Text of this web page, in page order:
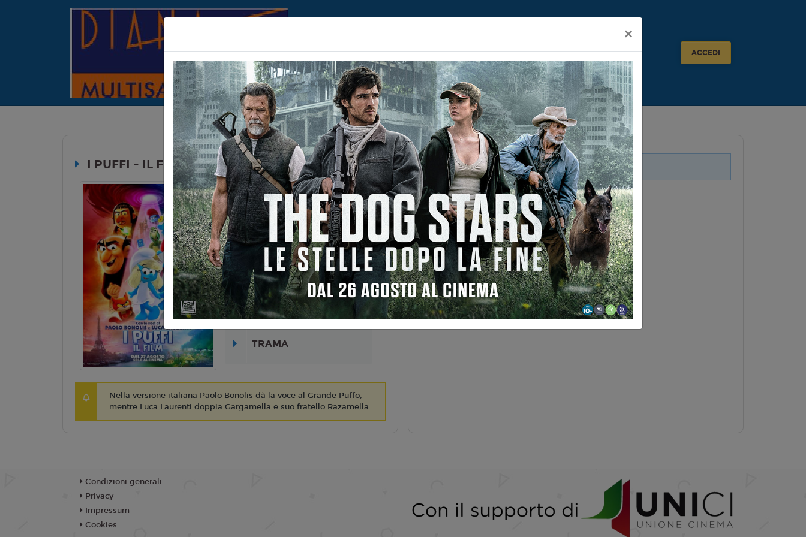
Home | Biglietteria Prossimamente Contributi ACCEDI
I PUFFI - IL FILM (SMURFS)
Durata: 90 min
Genere:
Animazione
Lingua:Italiano
Regia:C. Miller
Anno:2025
TRAMA
Nella versione italiana Paolo Bonolis dà la voce al Grande Puffo,
mentre Luca Laurenti doppia Gargamella e suo fratello Razamella.
Non ci sono spettacoli legati a questo evento.
×
Condizioni generali
Privacy
Impressum
Cookies